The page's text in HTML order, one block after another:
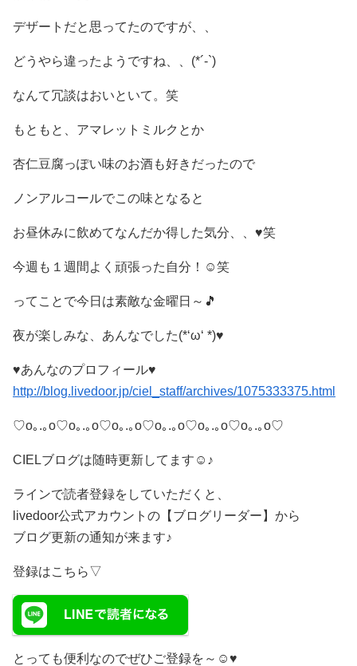
デザートだと思ってたのですが、、
どうやら違ったようですね、、(*´-`)
なんて冗談はおいといて。笑
もともと、アマレットミルクとか
杏仁豆腐っぽい味のお酒も好きだったので
ノンアルコールでこの味となると
お昼休みに飲めてなんだか得した気分、、♥️笑
今週も１週間よく頑張った自分！☺️笑
ってことで今日は素敵な金曜日～🎵
夜が楽しみな、あんなでした(*‘ω‘ *)♥️
♥️あんなのプロフィール♥️
http://blog.livedoor.jp/ciel_staff/archives/1075333375.html
♡o｡.｡o♡o｡.｡o♡o｡.｡o♡o｡.｡o♡o｡.｡o♡o｡.｡o♡
CIELブログは随時更新してます☺️♪
ラインで読者登録をしていただくと、
livedoor公式アカウントの【ブログリーダー】から
ブログ更新の通知が来ます♪
登録はこちら▽
とっても便利なのでぜひご登録を～☺️♥️